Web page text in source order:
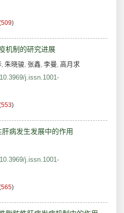
509)
机制的研究进展
, 朱晓骏, 张鑫, 李曼, 高月求
10.3969/j.issn.1001-
553)
病发生发展中的作用
10.3969/j.issn.1001-
565)